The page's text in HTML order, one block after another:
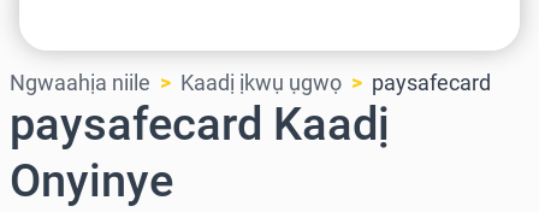
Ngwaahịa niile Kaadị ịkwụ ụgwọ paysafecard
paysafecard Kaadị
Onyinye